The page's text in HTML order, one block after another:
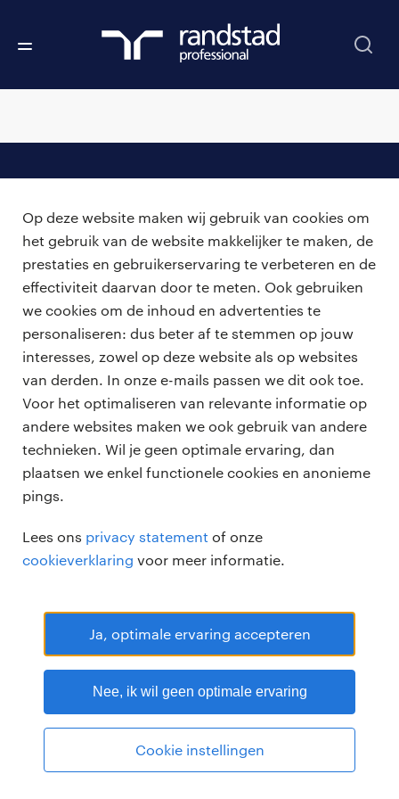
Op deze website maken wij gebruik van cookies om
het gebruik van de website makkelijker te maken, de
prestaties en gebruikerservaring te verbeteren en de
effectiviteit daarvan door te meten. Ook gebruiken
we cookies om de inhoud en advertenties te
personaliseren: dus beter af te stemmen op jouw
interesses, zowel op deze website als op websites
van derden. In onze e-mails passen we dit ook toe.
Voor het optimaliseren van relevante informatie op
andere websites maken we ook gebruik van andere
technieken. Wil je geen optimale ervaring, dan
plaatsen we enkel functionele cookies en anonieme
pings.
Lees ons privacy statement of onze
cookieverklaring voor meer informatie.
Ja, optimale ervaring accepteren
Nee, ik wil geen optimale ervaring
Cookie instellingen
vacatures
zzp-opdrachten
careers for expats
voor opdrachtgevers
algemene voorwaarden
over ons
bmc
onze kantoren
Randstad Professional Google score 4.15 -
RANDSTAD PROFESSIONAL is een geregistreerd handelsmerk van
Randstad N.V.